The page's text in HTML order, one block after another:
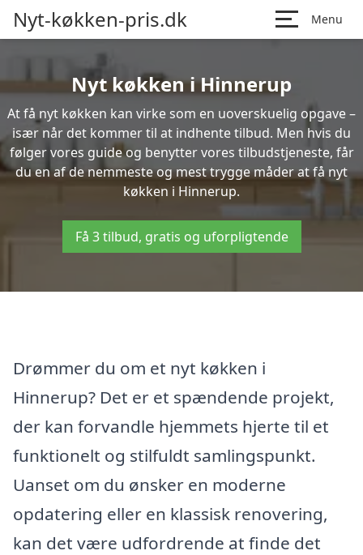
Nyt-køkken-pris.dk Menu
Nyt køkken i Hinnerup
At få nyt køkken kan virke som en uoverskuelig opgave –
især når det kommer til at indhente tilbud. Men hvis du
følger vores guide og benytter vores tilbudstjeneste, får
du en af de nemmeste og mest trygge måder at få nyt
køkken i Hinnerup.
Få 3 tilbud, gratis og uforpligtende
Drømmer du om et nyt køkken i
Hinnerup? Det er et spændende projekt,
der kan forvandle hjemmets hjerte til et
funktionelt og stilfuldt samlingspunkt.
Uanset om du ønsker en moderne
opdatering eller en klassisk renovering,
kan det være udfordrende at finde det